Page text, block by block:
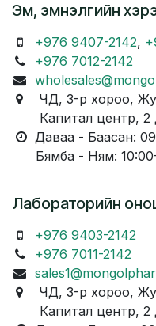
Эм, эмнэлгийн
+976 9407-2142,
+976 7012-2142
ЧД, 3-р хороо,
Капитал центр, 2
Даваа - Баасан:
Бямба - Ням: 10:00-
Лабораторийн
+976 9403-2142
+976 7011-2142
ЧД, 3-р хороо,
Капитал центр, 2